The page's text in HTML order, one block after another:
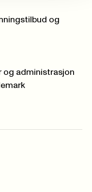
og
og administrasjon